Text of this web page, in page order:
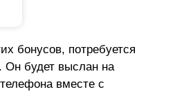
бонусов, потребуется
Он будет выслан на
вместе с